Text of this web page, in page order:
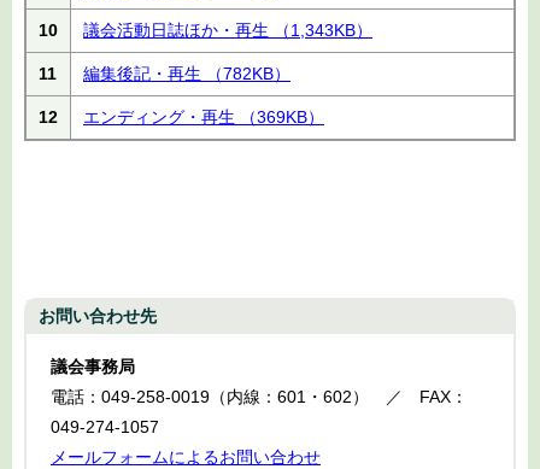
10 議会活動日誌ほか・再生 （1,343KB）
11 編集後記・再生 （782KB）
12 エンディング・再生 （369KB）
お問い合わせ先
議会事務局
電話：049-258-0019（内線：601・602） ／ FAX：
049-274-1057
メールフォームによるお問い合わせ